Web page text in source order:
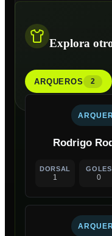
Explora
ARQUEROS 2
Rodrigo
DORSAL
1
GOLES
0